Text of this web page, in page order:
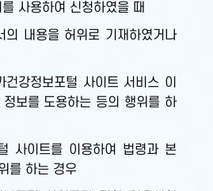
사용하여 신청하였을 때
내용을 허위로 기재하였거나
강정보포털 사이트 서비스 이
보를 도용하는 등의 행위를 하
사이트를 이용하여 법령과 본
를 하는 경우